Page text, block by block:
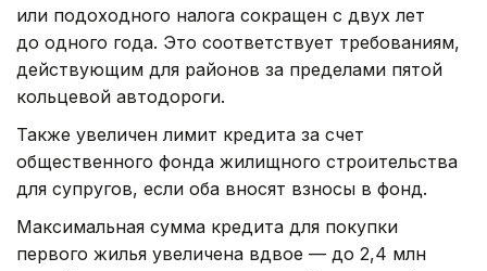
или подоходного налога сокращен с двух лет
до одного года. Это соответствует требованиям,
действующим для районов за пределами пятой
кольцевой автодороги.
Также увеличен лимит кредита за счет
общественного фонда жилищного строительства
для супругов, если оба вносят взносы в фонд.
Максимальная сумма кредита для покупки
первого жилья увеличена вдвое — до 2,4 млн